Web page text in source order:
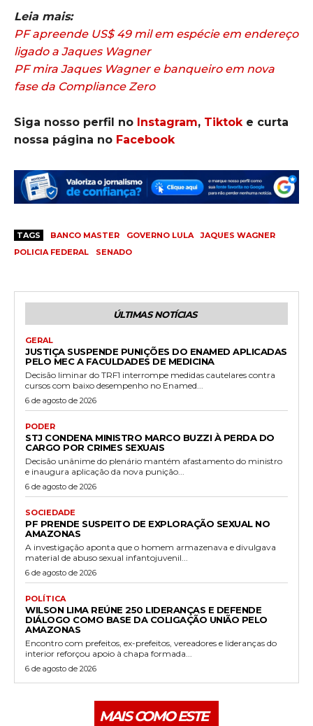
Leia mais:
PF apreende US$ 49 mil em espécie em endereço
ligado a Jaques Wagner
PF mira Jaques Wagner e banqueiro em nova
fase da Compliance Zero
Siga nosso perfil no Instagram, Tiktoke curta
nossa página no Facebook
TAGS BANCO MASTER GOVERNO LULA
JAQUES WAGNER
POLICIA FEDERAL
SENADO
ÚLTIMAS NOTÍCIAS
GERAL
JUSTIÇA SUSPENDE PUNIÇÕES DO ENAMED APLICADAS
PELO MEC A FACULDADES DE MEDICINA
Decisão liminar do TRF1 interrompe medidas cautelares contra
cursos com baixo desempenho no Enamed...
6 de agosto de 2026
PODER
STJ CONDENA MINISTRO MARCO BUZZI À PERDA DO
CARGO POR CRIMES SEXUAIS
Decisão unânime do plenário mantém afastamento do ministro
e inaugura aplicação da nova punição...
6 de agosto de 2026
SOCIEDADE
PF PRENDE SUSPEITO DE EXPLORAÇÃO SEXUAL NO
AMAZONAS
A investigação aponta que o homem armazenava e divulgava
material de abuso sexual infantojuvenil...
6 de agosto de 2026
POLÍTICA
WILSON LIMA REÚNE 250 LIDERANÇAS E DEFENDE
DIÁLOGO COMO BASE DA COLIGAÇÃO UNIÃO PELO
AMAZONAS
Encontro com prefeitos, ex-prefeitos, vereadores e lideranças do
interior reforçou apoio à chapa formada...
6 de agosto de 2026
MAIS COMO ESTE